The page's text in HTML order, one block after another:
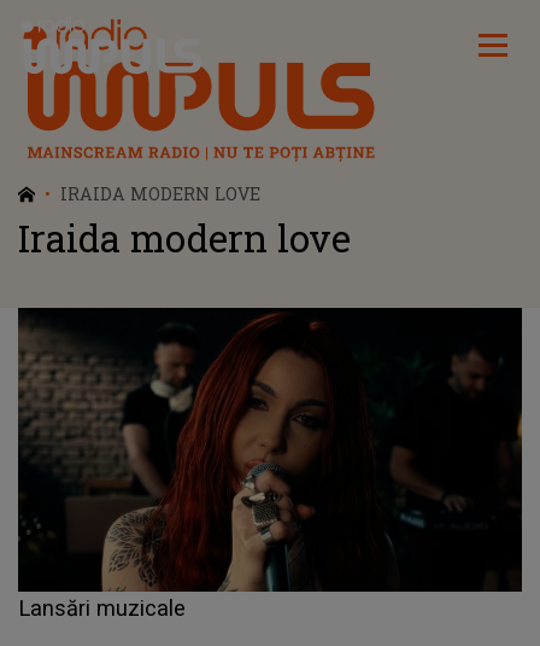
Radio Impuls
IRAIDA MODERN LOVE
Iraida modern love
Lansări muzicale